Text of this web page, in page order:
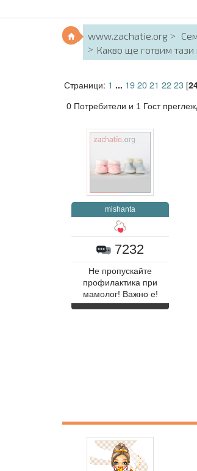
www.zachatie.org
Какво ще готвим тази
Страници: 1 ... 192021 2223[
0 Потребители и 1 Гост
mishanta
7232
Не пропускайте
профилактика при
мамолог! Важно е!